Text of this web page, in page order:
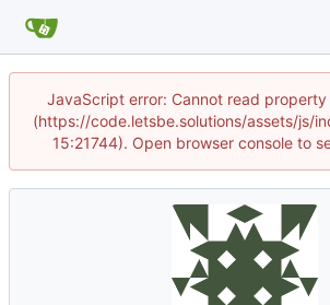
JavaScript error: Cannot read
(https://code.letsbe.solutions/assets/js/
15:21744). Open browser console to